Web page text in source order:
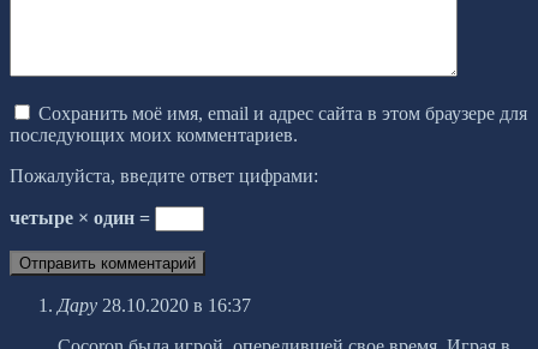
Сохранить моё имя, email и адрес сайта в этом браузере для
последующих моих комментариев.
Пожалуйста, введите ответ цифрами:
четыре × один =
Дару 28.10.2020 в 16:37